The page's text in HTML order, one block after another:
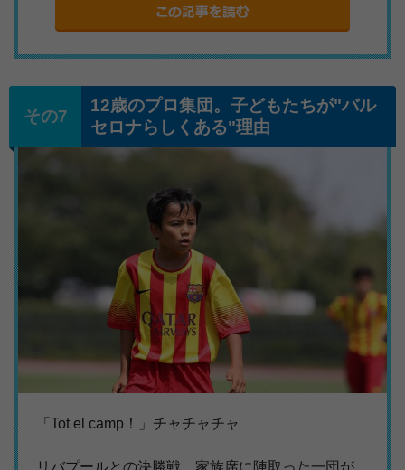
12歳のプロ集団。子どもたちが"バル
セロナらしくある"理由
「Tot el camp！」チャチャチャ
リバプールとの決勝戦、家族席に陣取った一団が、